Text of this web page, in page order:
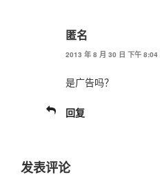
匿名
2013 年 8 月 30 日 下午 8:04
是广告吗？
回复
发表评论